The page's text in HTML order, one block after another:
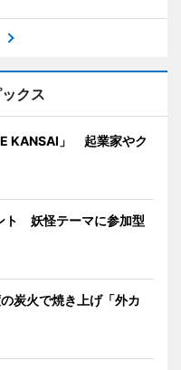
クス
KANSAI」 起業家やク
ト 妖怪テーマに参加型
炭火で焼き上げ「外カ